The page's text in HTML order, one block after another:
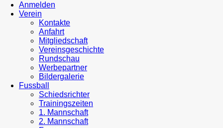
Anmelden
Verein
Kontakte
Anfahrt
Mitgliedschaft
Vereinsgeschichte
Rundschau
Werbepartner
Bildergalerie
Fussball
Schiedsrichter
Trainingszeiten
1. Mannschaft
2. Mannschaft